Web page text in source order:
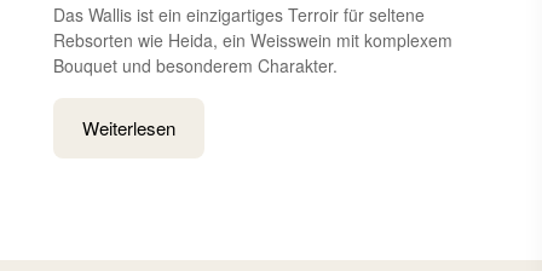
Das Wallis ist ein einzigartiges Terroir für seltene
Rebsorten wie Heida, ein Weisswein mit komplexem
Bouquet und besonderem Charakter.
Weiterlesen